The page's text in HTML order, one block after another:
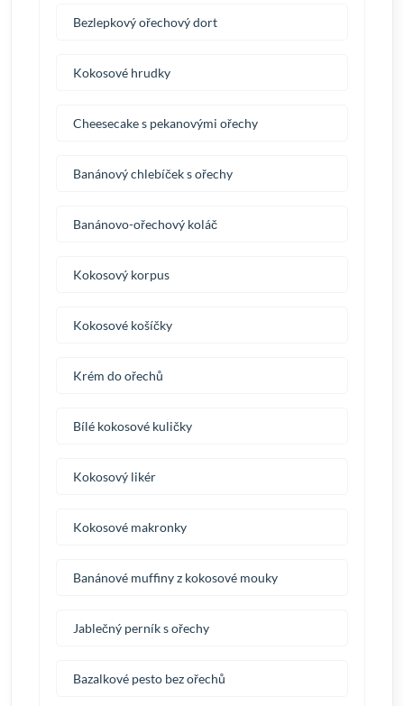
Bezlepkový ořechový dort
Kokosové hrudky
Cheesecake s pekanovými ořechy
Banánový chlebíček s ořechy
Banánovo-ořechový koláč
Kokosový korpus
Kokosové košíčky
Krém do ořechů
Bílé kokosové kuličky
Kokosový likér
Kokosové makronky
Banánové muffiny z kokosové mouky
Jablečný perník s ořechy
Bazalkové pesto bez ořechů